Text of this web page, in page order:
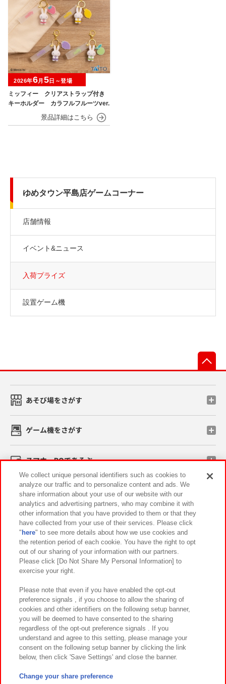
ミッフィー クリアストラップ付き
キーホルダー カラフルフルーツver.
2026年6月 5日～登場
ゆめタウン平島店ゲームコーナー
店舗情報
イベント&ニュース
入荷プライズ
設置ゲーム機
あそび場をさがす
ゲーム機をさがす
スマホ・PCであそぶ
イベント・キャンペーン
関連会社 サステナビリティ サイトポリシー
プライバシーポリシー ウェブアクセシビリティ方針と検証結果
お取引先さまとともに
カスタマーハラスメント対応方針 よくあるご質問・お問い合わせ
©Bandai Namco Amusement Inc.
©Bandai Namco Amusement Lab Inc.
We collect unique personal identifiers such as cookies to
analyze our traffic and to personalize content and ads. We
share information about your use of our website with our
analytics and advertising partners, who may combine it with
other information that you have provided to them or that they
have collected from your use of their services. Please click
" here" to see more details about how we use cookies and
the retention period of each cookie. You have the right to opt
out of our sharing of your information with our partners.
Please click [Do Not Share My Personal Information] to
exercise your right.
Please note that even if you have enabled the opt-out
preference signals , if you choose to allow the sharing of
cookies and other identifiers on the following setup banner,
you will be deemed to have consented to the sharing
regardless of the opt-out preference signals . If you
understand and agree to this setting, please manage your
consent on the following setup banner by clicking the link
below, then click 'Save Settings' and close the banner.
Change your share preference